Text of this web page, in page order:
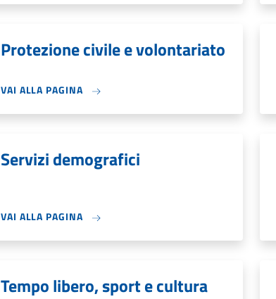
Protezione civile e volontariato
VAI ALLA PAGINA
Servizi demografici
VAI ALLA PAGINA
Tempo libero, sport e cultura